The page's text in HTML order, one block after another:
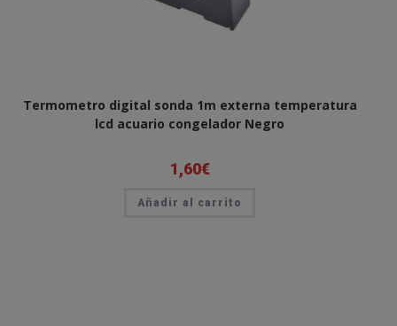
Termometro digital sonda 1m externa temperatura
lcd acuario congelador Negro
1,60€
Añadir al carrito